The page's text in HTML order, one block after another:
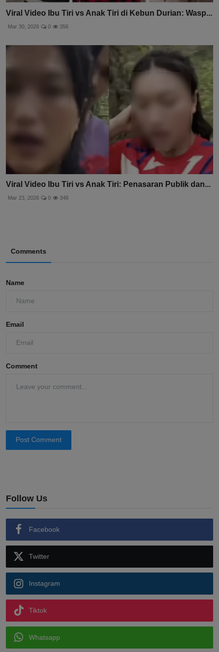
Viral Video Ibu Tiri vs Anak Tiri di Kebun Durian: Wasp...
Mar 30, 2026 0 356
Viral Video Ibu Tiri vs Anak Tiri: Penasaran Publik dan...
Mar 23, 2026 0 348
Comments
Name
Email
Comment
Post Comment
Follow Us
Facebook
Twitter
Instagram
Tiktok
Whatsapp